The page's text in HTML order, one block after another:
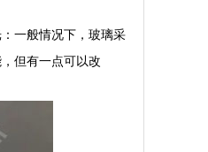
一般情况下，玻璃采
但有一点可以改